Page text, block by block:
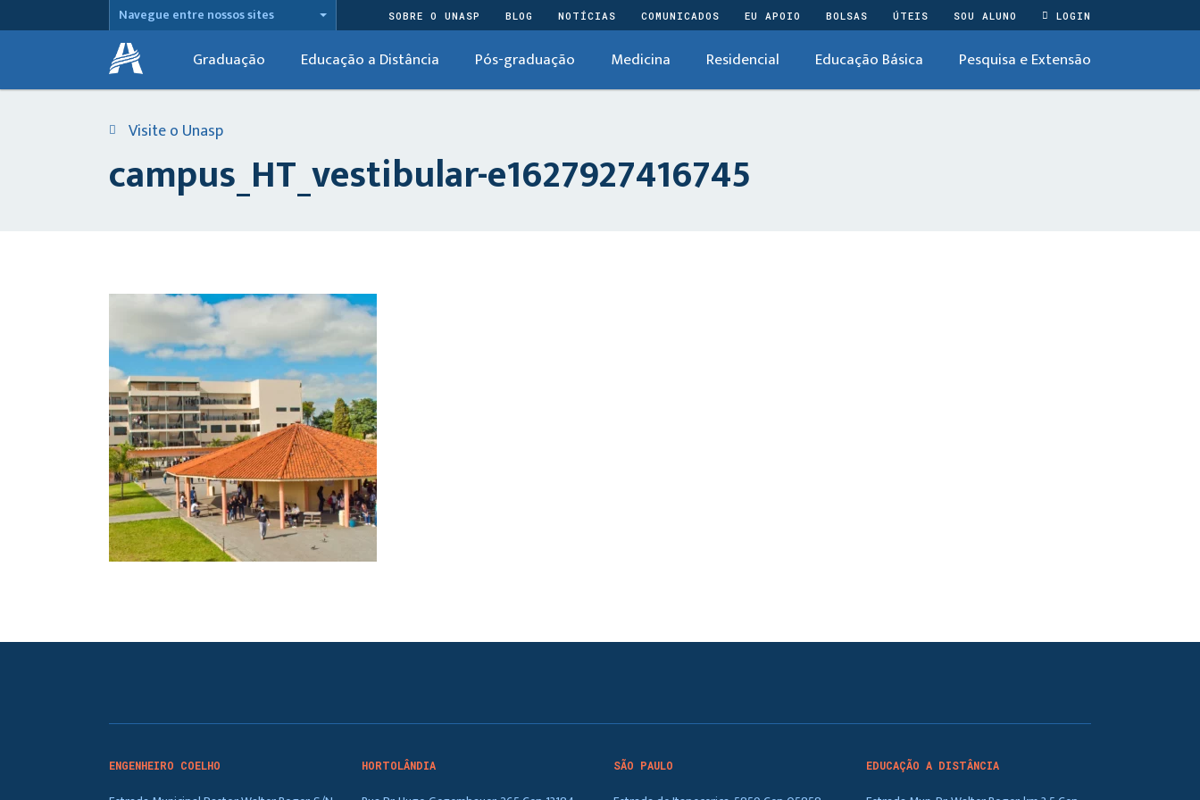
Navegue entre nossos sites SOBRE O UNASP BLOG NOTÍCIAS COMUNICADOS EU APOIO BOLSAS ÚTEIS SOU ALUNO LOGIN
Graduação Educação a Distância Pós-graduação Medicina Residencial Educação Básica Pesquisa e Extensão
Visite o Unasp
campus_HT_vestibular-e1627927416745
ENGENHEIRO COELHO HORTOLÂNDIA SÃO PAULO EDUCAÇÃO A DISTÂNCIA